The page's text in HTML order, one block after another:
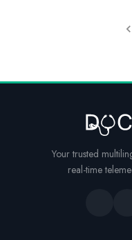
Your trusted
real-time